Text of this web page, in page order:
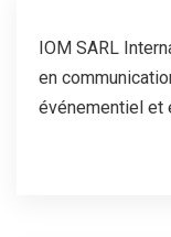
IOM SARL
en
événementiel et